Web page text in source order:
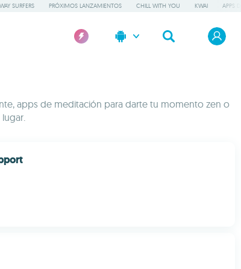
SURFERS PRÓXIMOS LANZAMIENTOS CHILL WITH YOU KWAI APPS
apps de meditación para darte tu momento zen o